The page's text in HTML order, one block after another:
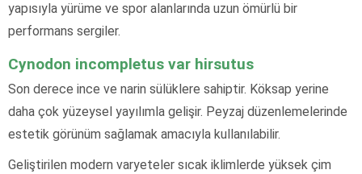
yapısıyla yürüme ve spor alanlarında uzun ömürlü bir
performans sergiler.
Cynodon incompletus var hirsutus
Son derece ince ve narin sülüklere sahiptir. Köksap yerine
daha çok yüzeysel yayılımla gelişir. Peyzaj düzenlemelerinde
estetik görünüm sağlamak amacıyla kullanılabilir.
Geliştirilen modern varyeteler sıcak iklimlerde yüksek çim